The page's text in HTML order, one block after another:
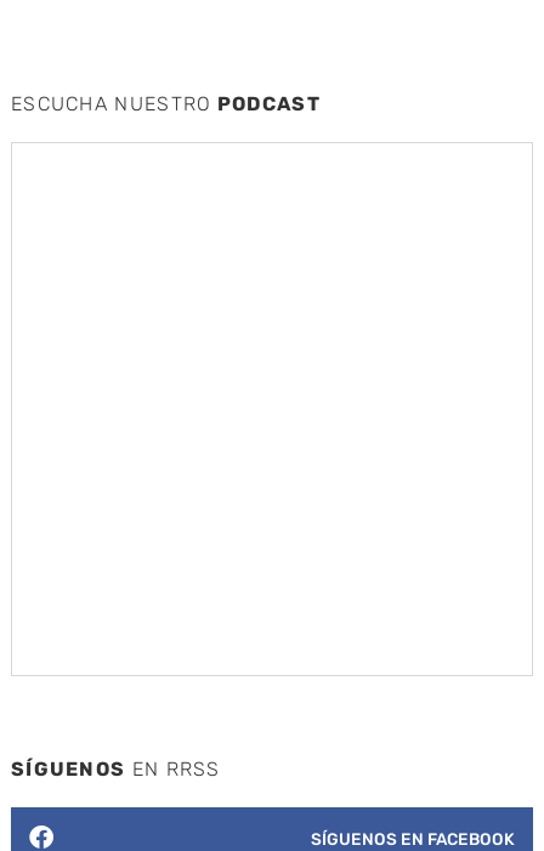
ESCUCHA NUESTRO PODCAST
SÍGUENOS EN RRSS
SÍGUENOS EN FACEBOOK